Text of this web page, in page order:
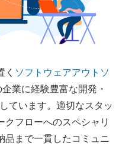
ソフトウェアアウトソ
業に経験豊富な開発・
ています。適切なスタッ
フローへのスペシャリ
品まで一貫したコミュニ